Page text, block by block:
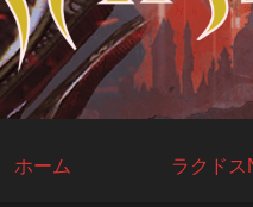
ホーム ラクドス